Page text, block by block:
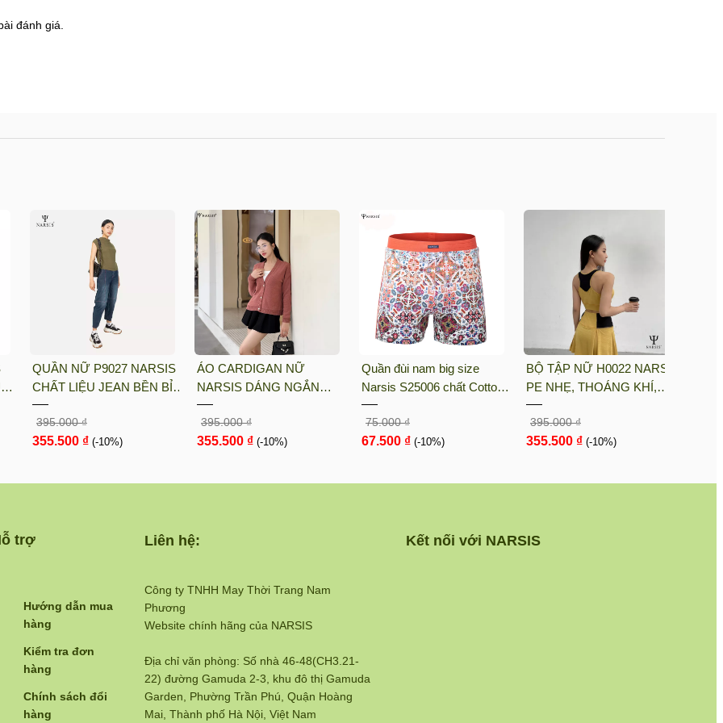
huong-dan-mua-hang
tra-don-hang
doi-tra-hoan-tien
chinh-sach-ban-hang
đánh giá.
QUẦN NỮ P9027 NARSIS
CHẤT LIỆU JEAN BỀN BỈ,
CÁ TÍNH, TRẺ TRUNG,
THỜI TRANG, TRẺ
TRUNG, THỜI TRANG
395.000 ₫
355.500 ₫ (-10%)
ÁO CARDIGAN NỮ
NARSIS DÁNG NGẮN
CHẤT LIỆU LEN MỀM MỊN
MÀU NÂU RUSTIC PHONG
CÁCH HÀN QUỐC L23030
395.000 ₫
355.500 ₫ (-10%)
Quần đùi nam big size
Narsis S25006 chất Cotton
Spandex màu Hoa văn đỏ,
thiết kế thoáng khí, phù hợp
mùa hè
75.000 ₫
67.500 ₫ (-10%)
BỘ TẬP NỮ H0022 NARSIS
PE NHẸ, THOÁNG KHÍ,
THẤM MỒ HÔI, CHẤT LIỆU
BỀN, CHỐNG NẮNG
395.000 ₫
355.500 ₫ (-10%)
Công ty TNHH May Thời Trang Nam
Phương
Website chính hãng của NARSIS
Địa chỉ văn phòng: Số nhà 46-48(CH3.21-
22) đường Gamuda 2-3, khu đô thị Gamuda
Garden, Phường Trần Phú, Quận Hoàng
Mai, Thành phố Hà Nội, Việt Nam
trợ Kết nối với NARSIS
Liên hệ:
Hướng dẫn mua
hàng
Kiểm tra đơn
hàng
Chính sách đổi
hàng